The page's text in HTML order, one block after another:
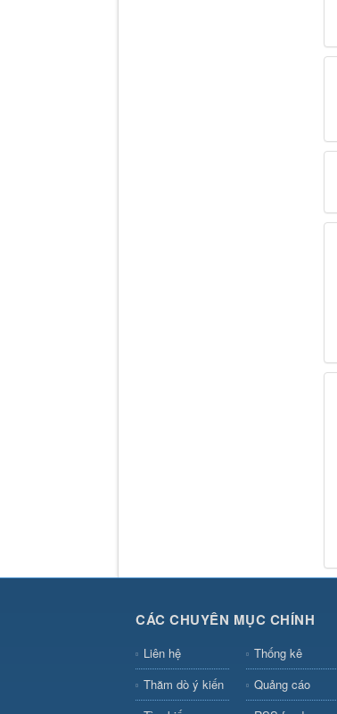
CÁC CHUYÊN MỤC CHÍNH
Liên hệ
Thống kê
Thăm dò ý kiến
Quảng cáo